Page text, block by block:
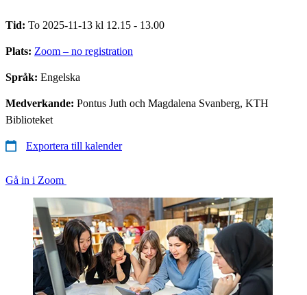
Tid: To 2025-11-13 kl 12.15 - 13.00
Plats: Zoom – no registration
Språk: Engelska
Medverkande: Pontus Juth och Magdalena Svanberg, KTH
Biblioteket
Exportera till kalender
Gå in i Zoom